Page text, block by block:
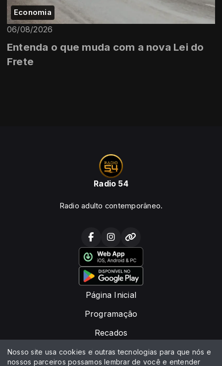
Economia
06/08/2026
Entenda o que muda com a nova Lei do
Frete
Radio 54
Radio adulto contemporâneo.
Página Inicial
Programação
Recados
Locutores
Nosso site usa cookies e outras tecnologias para que nós e
nossos parceiros possamos lembrar de você e entender